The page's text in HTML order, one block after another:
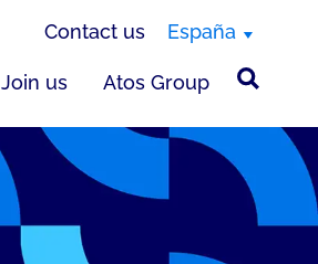
Contact us España
Join us Atos Group